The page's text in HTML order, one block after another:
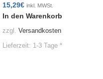
15,29€ inkl. MWSt.
In den Warenkorb
zzgl. Versandkosten
Lieferzeit: 1-3 Tage *